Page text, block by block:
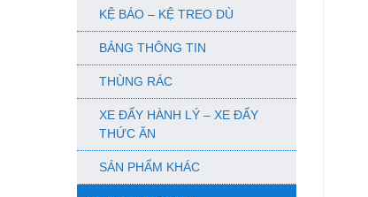
KỆ BÁO – KỆ TREO DÙ
BẢNG THÔNG TIN
THÙNG RÁC
XE ĐẨY HÀNH LÝ – XE ĐẨY
THỨC ĂN
SẢN PHẨM KHÁC